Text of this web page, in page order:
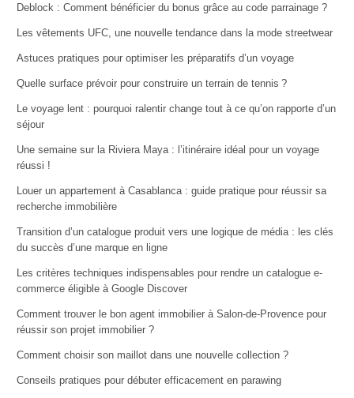
Deblock : Comment bénéficier du bonus grâce au code parrainage ?
Les vêtements UFC, une nouvelle tendance dans la mode streetwear
Astuces pratiques pour optimiser les préparatifs d’un voyage
Quelle surface prévoir pour construire un terrain de tennis ?
Le voyage lent : pourquoi ralentir change tout à ce qu’on rapporte d’un
séjour
Une semaine sur la Riviera Maya : l’itinéraire idéal pour un voyage
réussi !
Louer un appartement à Casablanca : guide pratique pour réussir sa
recherche immobilière
Transition d’un catalogue produit vers une logique de média : les clés
du succès d’une marque en ligne
Les critères techniques indispensables pour rendre un catalogue e-
commerce éligible à Google Discover
Comment trouver le bon agent immobilier à Salon-de-Provence pour
réussir son projet immobilier ?
Comment choisir son maillot dans une nouvelle collection ?
Conseils pratiques pour débuter efficacement en parawing